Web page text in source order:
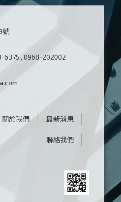
號
6375 , 0968-202002
關於我們 最新消息
聯絡我們